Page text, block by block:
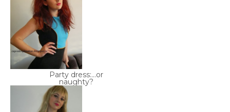
Party dress:...or
naughty?